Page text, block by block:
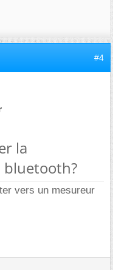
#4
la
bluetooth?
vers un mesureur